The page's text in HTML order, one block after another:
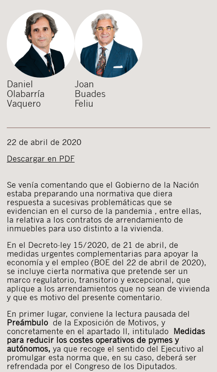
Daniel
Olabarría
Vaquero
Joan
Buades
Feliu
22 de abril de 2020
Descargar en PDF
Se venía comentando que el Gobierno de la Nación
estaba preparando una normativa que diera
respuesta a sucesivas problemáticas que se
evidencian en el curso de la pandemia , entre ellas,
la relativa a los contratos de arrendamiento de
inmuebles para uso distinto a la vivienda.
En el Decreto-ley 15/2020, de 21 de abril, de
medidas urgentes complementarias para apoyar la
economía y el empleo (BOE del 22 de abril de 2020),
se incluye cierta normativa que pretende ser un
marco regulatorio, transitorio y excepcional, que
aplique a los arrendamientos que no sean de vivienda
y que es motivo del presente comentario.
En primer lugar, conviene la lectura pausada del
Preámbulo de la Exposición de Motivos, y
concretamente en el apartado II, intitulado Medidas
para reducir los costes operativos de pymes y
autónomos, ya que recoge el sentido del Ejecutivo al
promulgar esta norma que, en su caso, deberá ser
refrendada por el Congreso de los Diputados.